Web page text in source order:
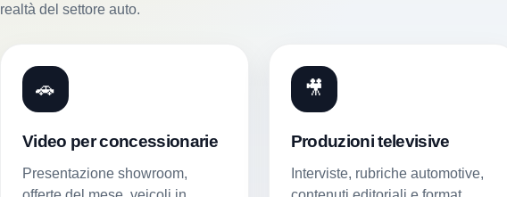
realtà del settore auto.
🚗
Video per concessionarie
Presentazione showroom,
🎥
Produzioni televisive
Interviste, rubriche automotive,